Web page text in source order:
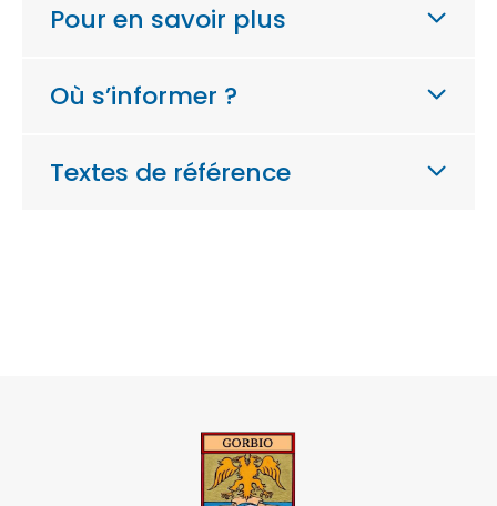
Pour en savoir plus
Où s’informer ?
Textes de référence